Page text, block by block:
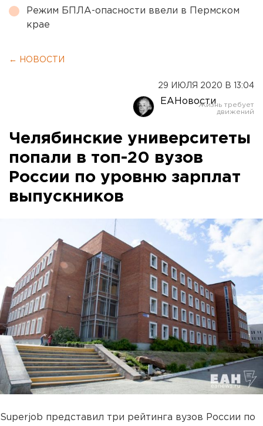
Режим БПЛА-опасности ввели в Пермском
крае
← НОВОСТИ
29 ИЮЛЯ 2020 В 13:04
ЕАНовости
Челябинские университеты
попали в топ-20 вузов
России по уровню зарплат
выпускников
Superjob представил три рейтинга вузов России по